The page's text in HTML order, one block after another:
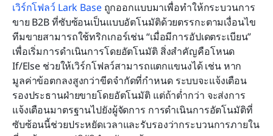
เวิร์กโฟลว์ Lark Base ถูกออกแบบมาเพื่อทำให้กระบวนการ
ขาย B2B ที่ซับซ้อนเป็นแบบอัตโนมัติด้วยตรรกะตามเงื่อนไข
ทีมขายสามารถใช้ทริกเกอร์เช่น “เมื่อมีการอัปเดตระเบียน”
เพื่อเริ่มการดำเนินการโดยอัตโนมัติ สิ่งสำคัญคือโหนด
If/Else ช่วยให้เวิร์กโฟลว์สามารถแตกแขนงได้ เช่น หาก
มูลค่าข้อตกลงสูงกว่าขีดจำกัดที่กำหนด ระบบจะแจ้งเตือน
รองประธานฝ่ายขายโดยอัตโนมัติ แต่ถ้าต่ำกว่า จะส่งการ
แจ้งเตือนมาตรฐานไปยังผู้จัดการ การดำเนินการอัตโนมัติที่
ซับซ้อนนี้ช่วยประหยัดเวลาและรับรองว่ากระบวนการภายใน